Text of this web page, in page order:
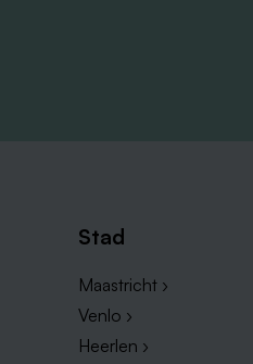
Stad
Maastricht ›
Venlo ›
Heerlen ›